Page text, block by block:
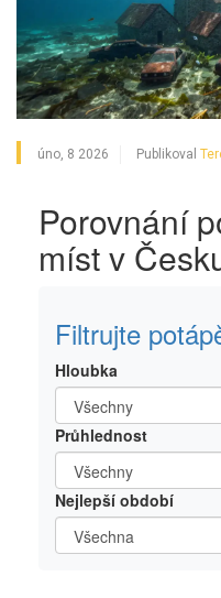
úno, 8 2026 Publikoval
Porovnání
míst v
Filtrujte
Hloubka
Průhlednost
Nejlepší období